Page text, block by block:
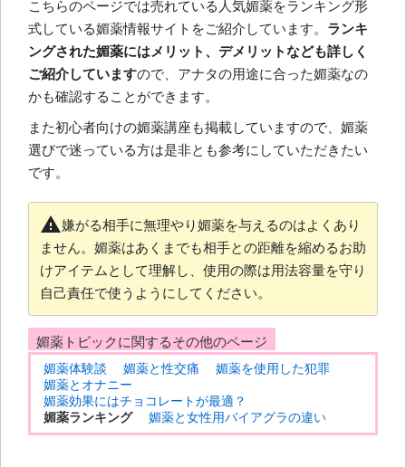
こちらのページでは売れている人気媚薬をランキング形
式している媚薬情報サイトをご紹介しています。 ランキ
ングされた媚薬にはメリット、デメリットなども詳しく
ご紹介していますので、アナタの用途に合った媚薬なの
かも確認することができます。
また初心者向けの媚薬講座も掲載していますので、媚薬
選びで迷っている方は是非とも参考にしていただきたい
です。
warning嫌がる相手に無理やり媚薬を与えるのはよくあり
ません。媚薬はあくまでも相手との距離を縮めるお助
けアイテムとして理解し、使用の際は用法容量を守り
自己責任で使うようにしてください。
媚薬トピックに関するその他のページ
媚薬体験談 媚薬と性交痛
媚薬を使用した犯罪
媚薬とオナニー
媚薬効果にはチョコレートが最適？
媚薬ランキング
媚薬と女性用バイアグラの違い